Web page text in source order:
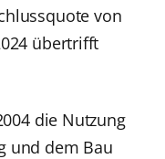
von
übertrifft
die Nutzung
und dem Bau